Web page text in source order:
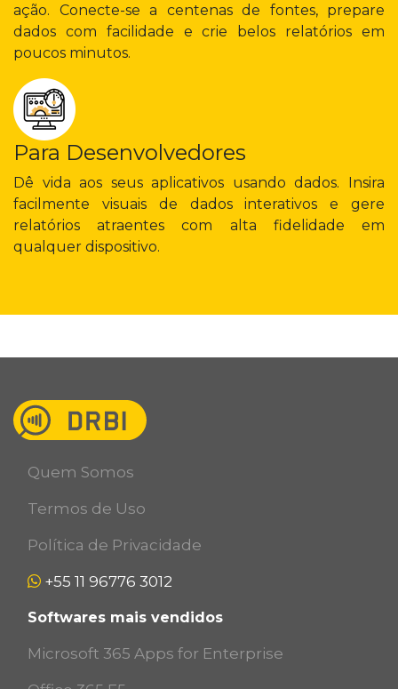
ação. Conecte-se a centenas de fontes, prepare
dados com facilidade e crie belos relatórios em
poucos minutos.
Para Desenvolvedores
Dê vida aos seus aplicativos usando dados. Insira
facilmente visuais de dados interativos e gere
relatórios atraentes com alta fidelidade em
qualquer dispositivo.
Quem Somos
Termos de Uso
Política de Privacidade
+55 11 96776 3012
Softwares mais vendidos
Microsoft 365 Apps for Enterprise